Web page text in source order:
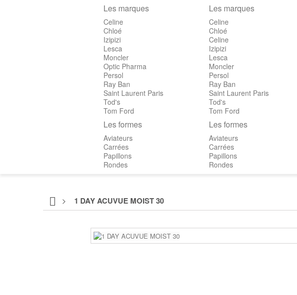
Les marques
Celine
Chloé
Izipizi
Lesca
Moncler
Optic Pharma
Persol
Ray Ban
Saint Laurent Paris
Tod's
Tom Ford
Les formes
Aviateurs
Carrées
Papillons
Rondes
Les marques
Celine
Chloé
Celine
Izipizi
Lesca
Moncler
Persol
Ray Ban
Saint Laurent Paris
Tod's
Tom Ford
Les formes
Aviateurs
Carrées
Papillons
Rondes
> 1 DAY ACUVUE MOIST 30